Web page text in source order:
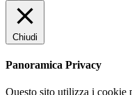
Chiudi
Panoramica Privacy
Questo sito utilizza i cookie